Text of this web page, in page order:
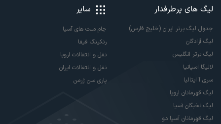
لیگ های پرطرفدار
جدول لیگ برتر ایران (خلیج فارس)
لیگ آزادگان
لیگ برتر انگلیس
لالیگا اسپانیا
سری آ ایتالیا
لیگ قهرمانان اروپا
لیگ نخبگان آسیا
لیگ قهرمانان آسیا دو
سایر
جام ملت های آسیا
رنکینگ فیفا
نقل و انتقالات اروپا
نقل و انتقالات ایران
پاری سن ژرمن